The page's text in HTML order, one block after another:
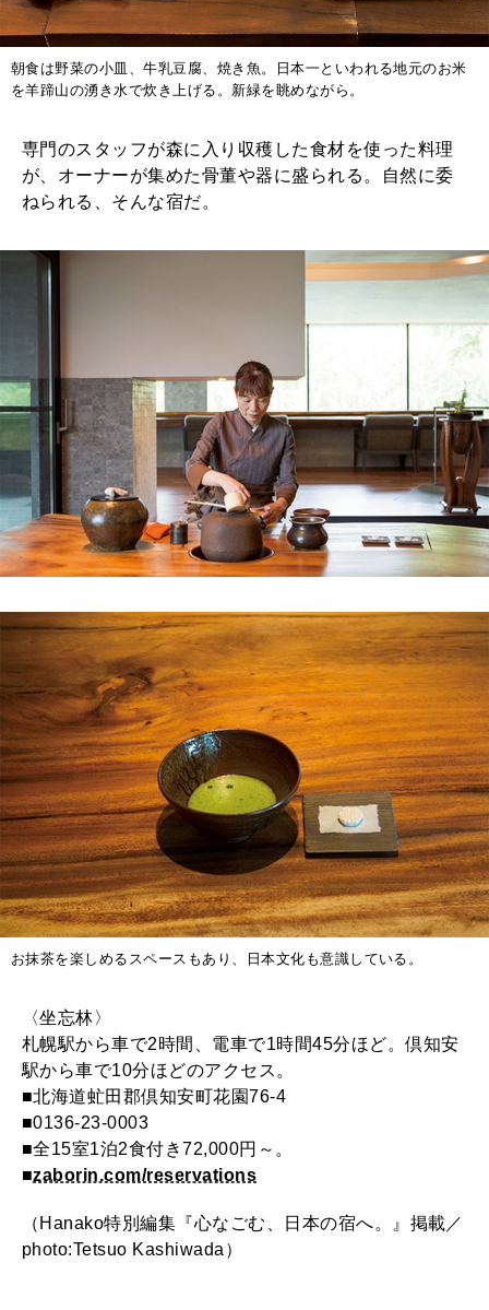
朝食は野菜の小皿、牛乳豆腐、焼き魚。日本一といわれる地元のお米
を羊蹄山の湧き水で炊き上げる。新緑を眺めながら。
専門のスタッフが森に入り収穫した食材を使った料理
が、オーナーが集めた骨董や器に盛られる。自然に委
ねられる、そんな宿だ。
お抹茶を楽しめるスペースもあり、日本文化も意識している。
〈坐忘林〉
札幌駅から車で2時間、電車で1時間45分ほど。倶知安
駅から車で10分ほどのアクセス。
■北海道虻田郡倶知安町花園76-4
■0136-23-0003
■全15室1泊2食付き72,000円～。
■zaborin.com/reservations
（Hanako特別編集『心なごむ、日本の宿へ。』掲載／
photo:Tetsuo Kashiwada）